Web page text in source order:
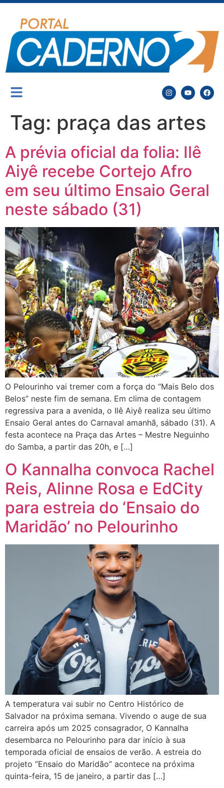
Tag: praça das artes
A prévia oficial da folia: Ilê
Aiyê recebe Cortejo Afro
em seu último Ensaio Geral
neste sábado (31)
O Pelourinho vai tremer com a força do “Mais Belo dos
Belos” neste fim de semana. Em clima de contagem
regressiva para a avenida, o Ilê Aiyê realiza seu último
Ensaio Geral antes do Carnaval amanhã, sábado (31). A
festa acontece na Praça das Artes – Mestre Neguinho
do Samba, a partir das 20h, e […]
O Kannalha convoca Rachel
Reis, Alinne Rosa e EdCity
para estreia do ‘Ensaio do
Maridão’ no Pelourinho
A temperatura vai subir no Centro Histórico de
Salvador na próxima semana. Vivendo o auge de sua
carreira após um 2025 consagrador, O Kannalha
desembarca no Pelourinho para dar início à sua
temporada oficial de ensaios de verão. A estreia do
projeto “Ensaio do Maridão” acontece na próxima
quinta-feira, 15 de janeiro, a partir das […]